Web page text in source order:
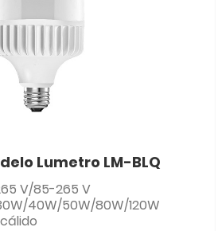
Lumetro LM-BLQ
V/85-265 V
40W/50W/80W/120W